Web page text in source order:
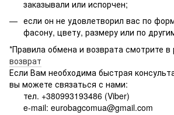
заказывали или испорчен;
если он не удовлетворил вас по
фасону, цвету, размеру или по
*Правила обмена и возврата смотрите в
возврат
Если Вам необходима быстрая
вы можете связаться с нами:
тел. +380993193486 (Viber)
e-mail: eurobagcomua@gmail.com